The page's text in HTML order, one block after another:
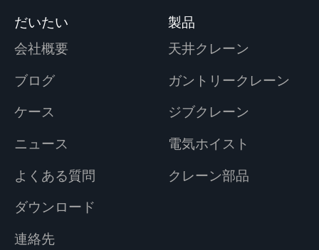
だいたい
会社概要
ブログ
ケース
ニュース
よくある質問
ダウンロード
連絡先
製品
天井クレーン
ガントリークレーン
ジブクレーン
電気ホイスト
クレーン部品